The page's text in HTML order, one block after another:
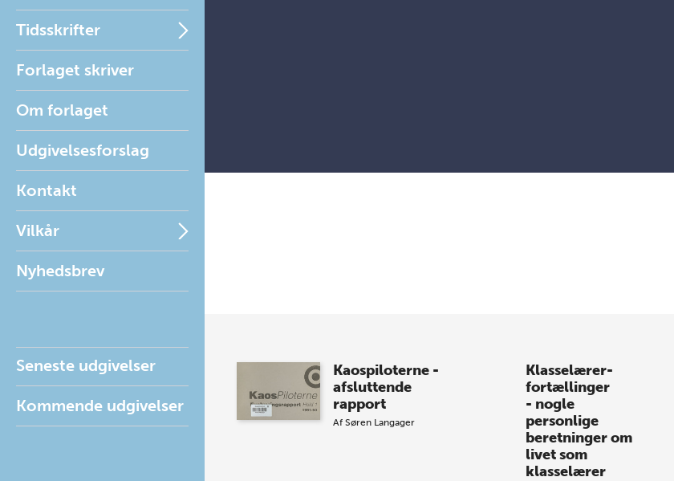
Tidsskrifter
Forlaget skriver
Om forlaget
Udgivelsesforslag
Kontakt
Vilkår
Nyhedsbrev
Seneste udgivelser
Kommende udgivelser
Kaospiloterne -
afsluttende
rapport
Af Søren Langager
Klasselærer-
fortællinger
- nogle
personlige
beretninger om
livet som
klasselærer